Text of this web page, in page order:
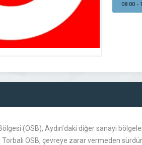
08:00 -
(OSB), Aydın’daki diğer sanayi
OSB, çevreye zarar vermeden